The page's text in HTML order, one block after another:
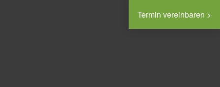
Termin vereinbaren >